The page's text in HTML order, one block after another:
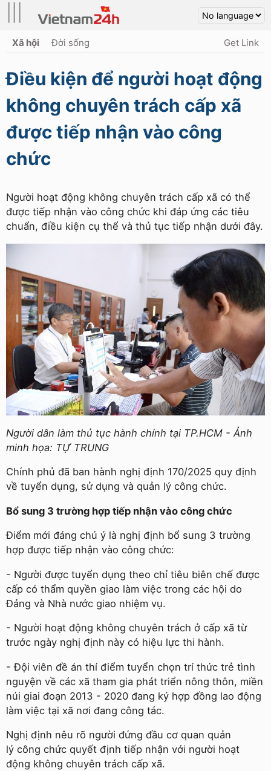
Xã hội Đời sống Get Link
Điều kiện để người hoạt động
không chuyên trách cấp xã
được tiếp nhận vào công
chức
Người hoạt động không chuyên trách cấp xã có thể
được tiếp nhận vào công chức khi đáp ứng các tiêu
chuẩn, điều kiện cụ thể và thủ tục tiếp nhận dưới đây.
Người dân làm thủ tục hành chính tại TP.HCM - Ảnh
minh họa: TỰ TRUNG
Chính phủ đã ban hành nghị định 170/2025 quy định
về tuyển dụng, sử dụng và quản lý công chức.
Bổ sung 3 trường hợp tiếp nhận vào công chức
Điểm mới đáng chú ý là nghị định bổ sung 3 trường
hợp được tiếp nhận vào công chức:
- Người được tuyển dụng theo chỉ tiêu biên chế được
cấp có thẩm quyền giao làm việc trong các hội do
Đảng và Nhà nước giao nhiệm vụ.
- Người hoạt động không chuyên trách ở cấp xã từ
trước ngày nghị định này có hiệu lực thi hành.
- Đội viên đề án thí điểm tuyển chọn trí thức trẻ tình
nguyện về các xã tham gia phát triển nông thôn, miền
núi giai đoạn 2013 - 2020 đang ký hợp đồng lao động
làm việc tại xã nơi đang công tác.
Nghị định nêu rõ người đứng đầu cơ quan quản
lý công chức quyết định tiếp nhận với người hoạt
động không chuyên trách cấp xã.